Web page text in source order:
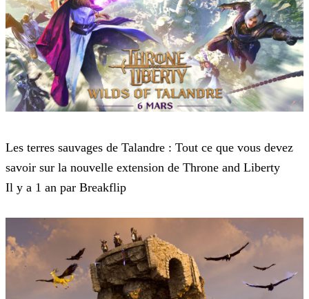
Les terres sauvages de Talandre : Tout ce que vous devez
savoir sur la nouvelle extension de Throne and Liberty
Il y a 1 an par Breakflip